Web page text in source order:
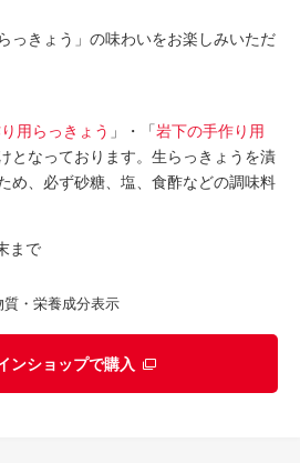
っきょう」の味わいをお楽しみいただ
用らっきょう 」・「岩下の手作り用
となっております。生らっきょうを漬
め、必ず砂糖、塩、食酢などの調味料
まで
・栄養成分表示
ンショップで購入